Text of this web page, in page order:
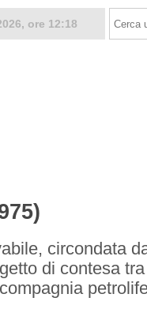
ore 12:18
circondata
di contesa